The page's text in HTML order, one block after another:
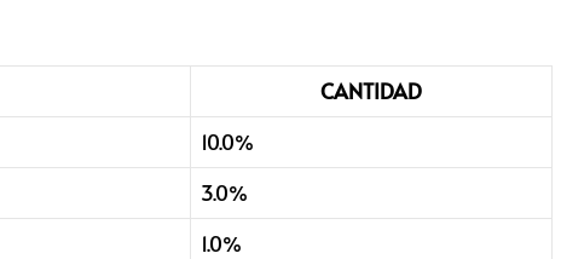
CANTIDAD
10.0%
3.0%
1.0%